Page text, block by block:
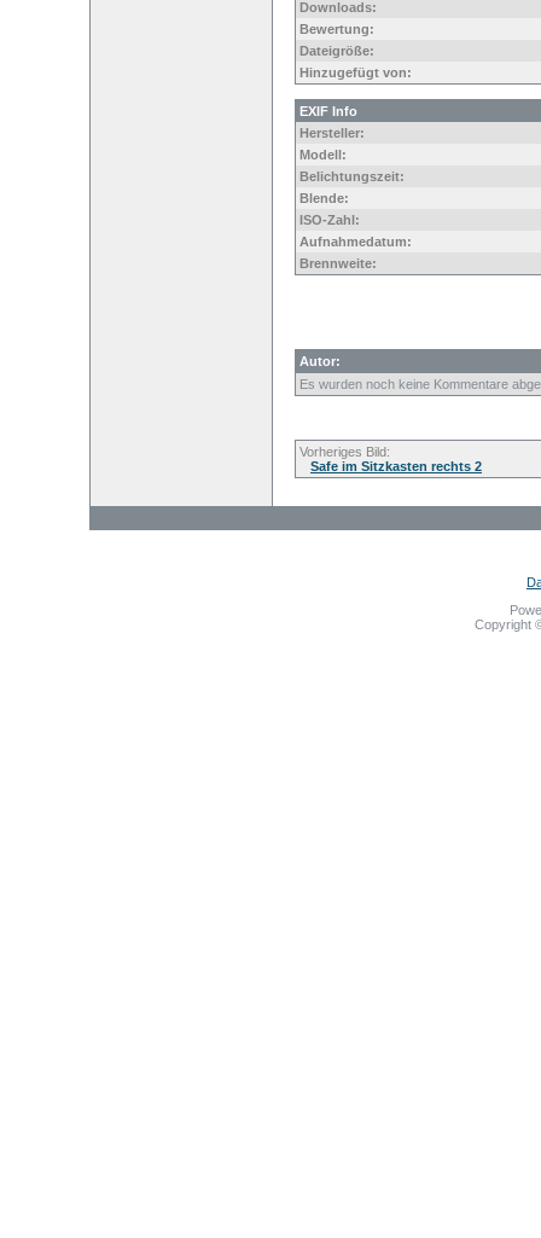
Downloads:
Bewertung:
Dateigröße:
Hinzugefügt von:
EXIF Info
Hersteller:
Modell:
Belichtungszeit:
Blende:
ISO-Zahl:
Aufnahmedatum:
Brennweite:
Autor:
Es wurden noch keine Kommentare
Vorheriges Bild:
Safe im Sitzkasten rechts 2
Copyright